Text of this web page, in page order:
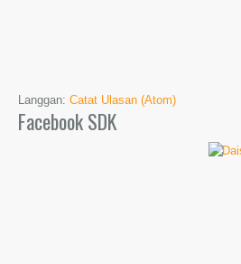
Langgan: Catat Ulasan (Atom)
Facebook SDK